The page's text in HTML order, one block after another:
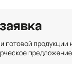
готовой продукции